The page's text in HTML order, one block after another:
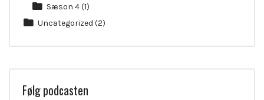
Sæson 4(1)
Uncategorized (2)
Følg podcasten